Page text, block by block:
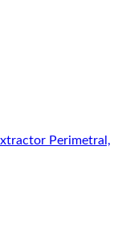
Perimetral,